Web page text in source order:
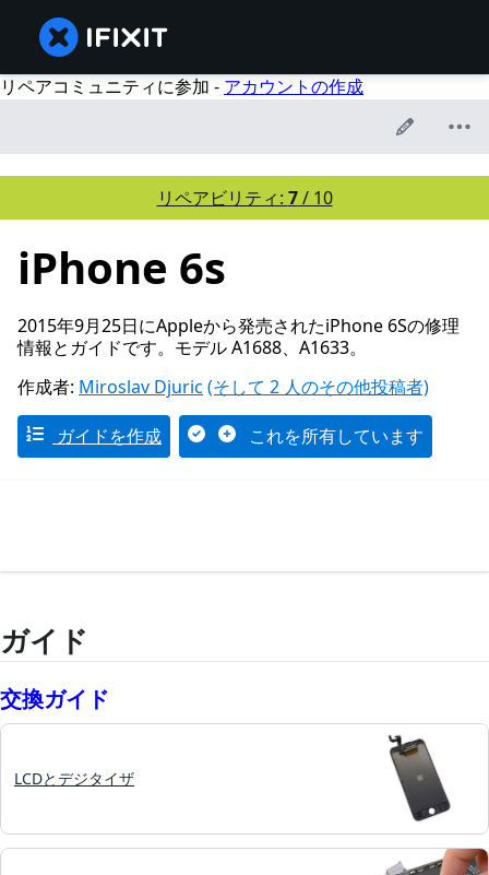
リペアコミュニティに参加 - アカウントの作成
リペアビリティ: 7/ 10
iPhone 6s
2015年9月25日にAppleから発売されたiPhone 6Sの修理
情報とガイドです。モデル A1688、A1633。
作成者: Miroslav Djuric (そして 2 人のその他投稿者)
ガイドを作成 これを所有しています
ガイド
交換ガイド
LCDとデジタイザ